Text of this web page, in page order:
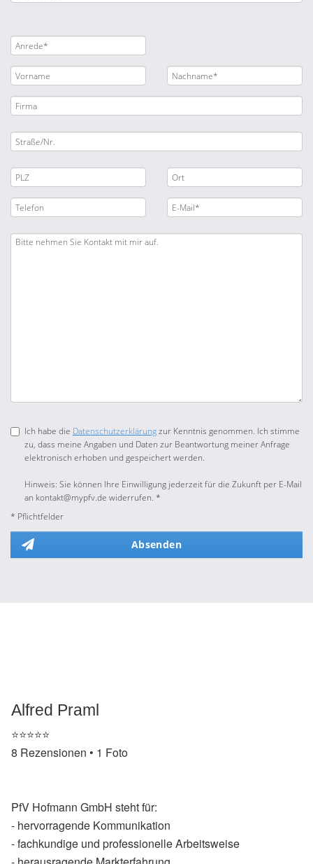
Ich habe die Datenschutzerklärungzur Kenntnis genommen. Ich stimme
zu, dass meine Angaben und Daten zur Beantwortung meiner Anfrage
elektronisch erhoben und gespeichert werden.
Hinweis: Sie können Ihre Einwilligung jederzeit für die Zukunft per E-Mail
an kontakt@mypfv.de widerrufen. *
* Pflichtfelder
Absenden
Alfred Praml
⭐️⭐️⭐️⭐️⭐️
8 Rezensionen • 1 Foto
PfV Hofmann GmbH steht für:
- hervorragende Kommunikation
- fachkundige und professionelle Arbeitsweise